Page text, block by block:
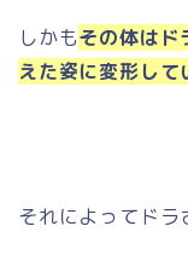
しかもその体はド
えた姿に変形して
それによってドラ